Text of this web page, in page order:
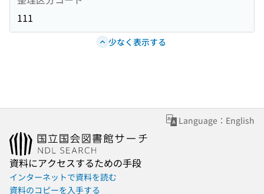
111
少なく表示する
Language：English
資料にアクセスするための手段
インターネットで資料を読む
資料のコピーを入手する